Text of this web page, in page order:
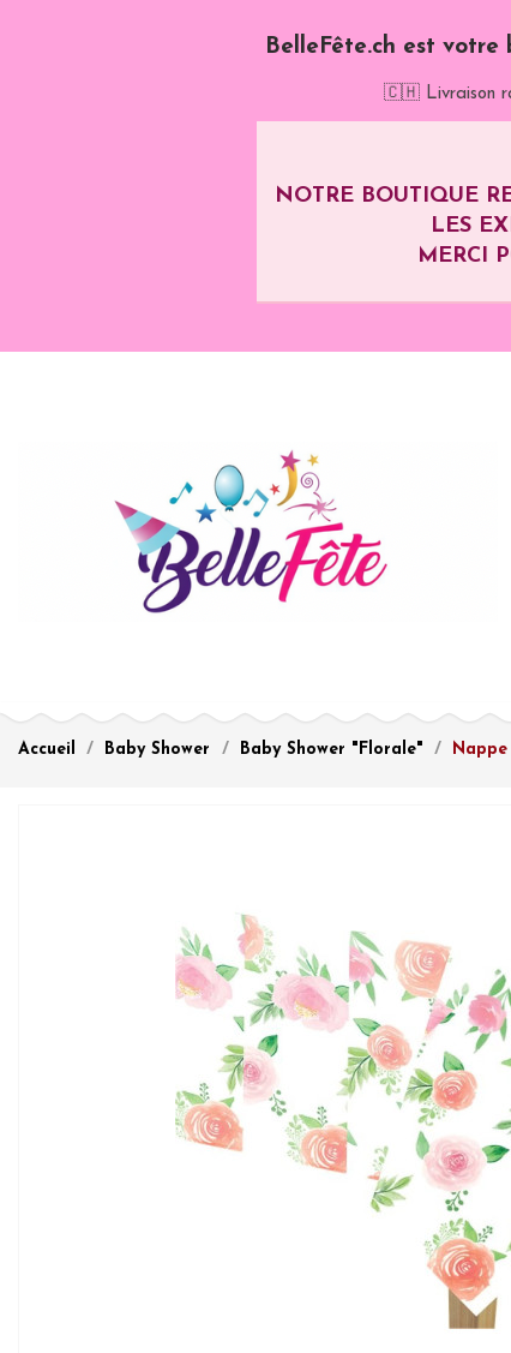
BelleFête.ch est votre
🇨🇭 Livraison
NOTRE BOUTIQUE
LES
MERCI
Accueil Baby Shower Baby Shower "Florale"